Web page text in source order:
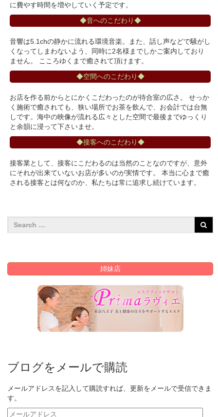
に費やす時間を増やしていく予定です。
◆音へのこだわり◆
音響は5.1chの静かに流れる環境音楽。また、話し声などで騒がし
くなってしまわないよう、同時に2名様までしかご案内しており
ません。 こころゆくまで癒されて頂けます。
◆空間へのこだわり◆
お店を作る前からとにかくこだわったのが待合室の広さ。 せっか
く施術で癒されても、狭い場所でお茶を飲んで、お会計では台無
しです。海中の映像が流れる広々とした空間で最後までゆっくり
と余韻に浸って下さいませ。
◆接客へのこだわり◆
接客業として、接客にこだわるのは当然のことなのですが、意外
にそれが出来ていないお店が多いのが実情です。 本当に心まで癒
される接客とは何なのか、私たちは常に追求し続けています。
姉妹店
ブログをメールで購読
メールアドレスを記入して購読すれば、更新をメールで受信できま
す。
メ